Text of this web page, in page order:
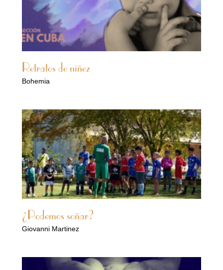
Retratos de niñez
Bohemia
¿Podemos soñar?
Giovanni Martinez